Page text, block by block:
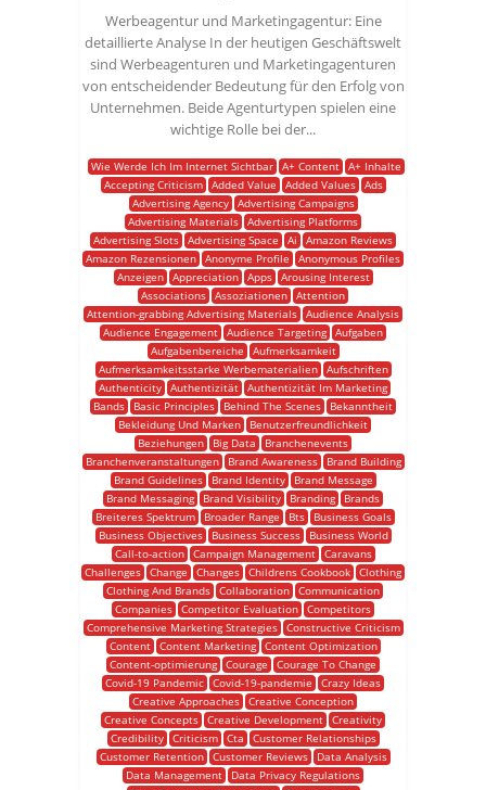
Werbeagentur und Marketingagentur: Eine
detaillierte Analyse In der heutigen Geschäftswelt
sind Werbeagenturen und Marketingagenturen
von entscheidender Bedeutung für den Erfolg von
Unternehmen. Beide Agenturtypen spielen eine
wichtige Rolle bei der...
Wie Werde Ich Im Internet Sichtbar A+ Content
A+ Inhalte
Accepting Criticism
Added Value Added Values
Ads
Advertising Agency
Advertising Campaigns
Advertising Materials Advertising Platforms
Advertising Slots Advertising Space Ai
Amazon Reviews
Amazon Rezensionen Anonyme Profile
Anonymous Profiles
Anzeigen
Appreciation Apps
Arousing Interest
Associations Assoziationen Attention
Attention-grabbing Advertising Materials Audience Analysis
Audience Engagement Audience Targeting Aufgaben
Aufgabenbereiche
Aufmerksamkeit
Aufmerksamkeitsstarke Werbematerialien
Aufschriften
Authenticity Authentizität Authentizität Im Marketing
Bands
Basic Principles Behind The Scenes
Bekanntheit
Bekleidung Und Marken
Benutzerfreundlichkeit
Beziehungen
Big Data
Branchenevents
Branchenveranstaltungen
Brand Awareness
Brand Building
Brand Guidelines
Brand Identity
Brand Message
Brand Messaging
Brand Visibility Branding
Brands
Breiteres Spektrum
Broader Range Bts
Business Goals
Business Objectives
Business Success
Business World
Call-to-action
Campaign Management
Caravans
Challenges Change Changes Childrens Cookbook Clothing
Clothing And Brands Collaboration Communication
Companies Competitor Evaluation Competitors
Comprehensive Marketing Strategies
Constructive Criticism
Content
Content Marketing
Content Optimization
Content-optimierung Courage
Courage To Change
Covid-19 Pandemic Covid-19-pandemie
Crazy Ideas
Creative Approaches Creative Conception
Creative Concepts Creative Development Creativity
Credibility
Criticism Cta
Customer Relationships
Customer Retention
Customer Reviews
Data Analysis
Data Management
Data Privacy Regulations